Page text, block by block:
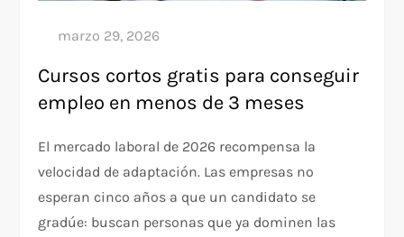
Cursos cortos gratis para conseguir
empleo en menos de 3 meses
El mercado laboral de 2026 recompensa la
velocidad de adaptación. Las empresas no
esperan cinco años a que un candidato se
gradúe: buscan personas que ya dominen las